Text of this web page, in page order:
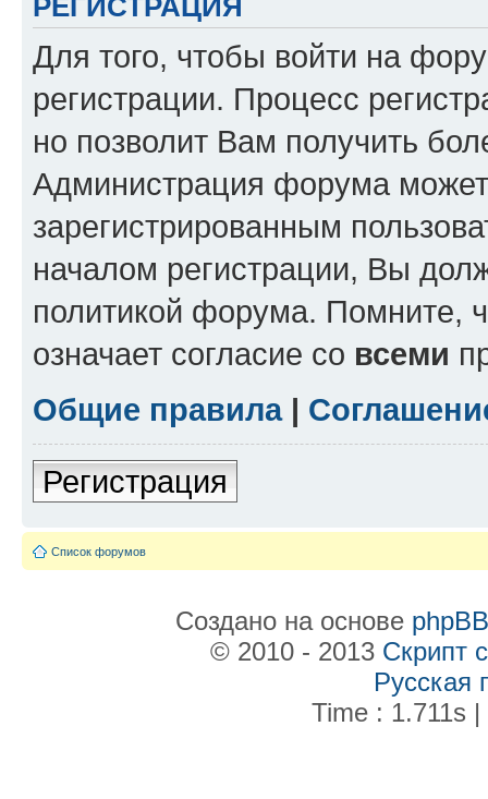
РЕГИСТРАЦИЯ
Для того, чтобы войти на
регистрации. Процесс
но позволит Вам получить
Администрация форума может
зарегистрированным
началом регистрации, Вы
политикой форума. Помните,
означает согласие со всеми
Общие правила|
Регистрация
Список форумов
Создано на основе phpBB
© 2010 - 2013 Скрипт
Русская
Time : 1.711s